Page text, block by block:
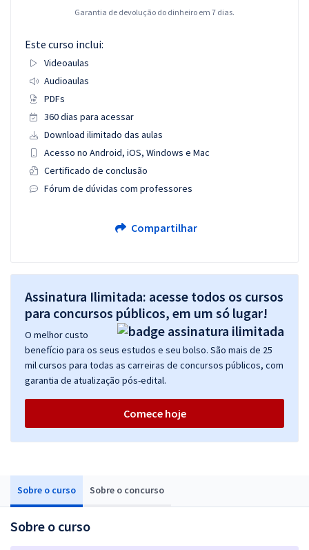
Sobre o curso Sobre o concurso
Sobre o curso
Garantia de devolução do dinheiro em 7 dias.
Este curso inclui:
Videoaulas
Audioaulas
PDFs
360 dias para acessar
Download ilimitado das aulas
Acesso no Android, iOS, Windows e Mac
Certificado de conclusão
Fórum de dúvidas com professores
Compartilhar
Assinatura Ilimitada: acesse todos os cursos
para concursos públicos, em um só lugar!
O melhor custo
benefício para os seus estudos e seu bolso. São mais de 25
mil cursos para todas as carreiras de concursos públicos, com
garantia de atualização pós-edital.
Comece hoje